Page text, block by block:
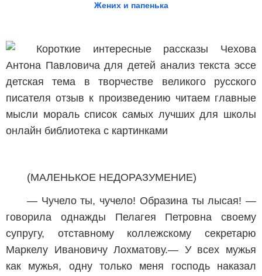
Жених и папенька
(МАЛЕНЬКОЕ НЕДОРАЗУМЕНИЕ)
— Чучело ты, чучело! Образина ты лысая! —
говорила однажды Пелагея Петровна своему
супругу, отставному коллежскому секретарю
Маркелу Ивановичу Лохматову.— У всех мужья
как мужья, одну только меня господь наказал